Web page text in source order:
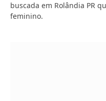
buscada em Rolândia PR
feminino.